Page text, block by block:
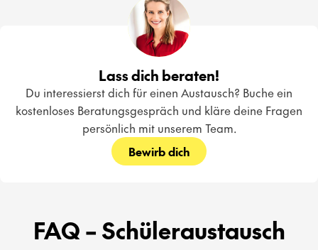
Lass dich beraten!
Du interessierst dich für einen Austausch? Buche ein
kostenloses Beratungsgespräch und kläre deine Fragen
persönlich mit unserem Team.
Bewirb dich
FAQ – Schüleraustausch